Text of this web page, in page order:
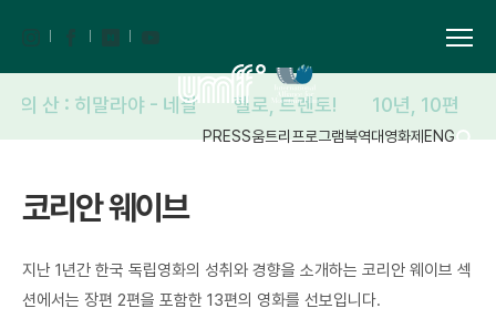
PRESS움트리프로그램북역대영화제ENG
의 산 : 히말라야 - 네팔 헬로, 트렌토! 10년, 10편
코리안 웨이브
지난 1년간 한국 독립영화의 성취와 경향을 소개하는 코리안 웨이브 섹
션에서는 장편 2편을 포함한 13편의 영화를 선보입니다.